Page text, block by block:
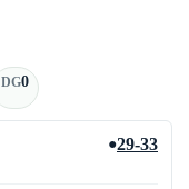
DG0
●29-33